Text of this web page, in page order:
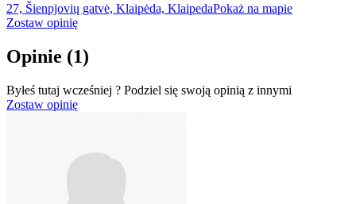
27, Šienpjovių gatvė, Klaipėda, KlaipedaPokaż na mapie
Zostaw opinię
Opinie (1)
Byłeś tutaj wcześniej ? Podziel się swoją opinią z innymi
Zostaw opinię